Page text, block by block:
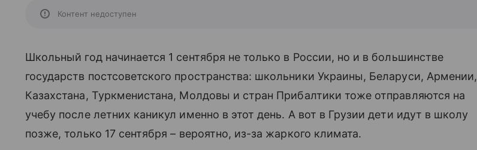
Контент недоступен
Школьный год начинается 1 сентября не только в России, но и в большинстве
государств постсоветского пространства: школьники Украины, Беларуси, Армении,
Казахстана, Туркменистана, Молдовы и стран Прибалтики тоже отправляются на
учебу после летних каникул именно в этот день. А вот в Грузии дети идут в школу
позже, только 17 сентября – вероятно, из-за жаркого климата.